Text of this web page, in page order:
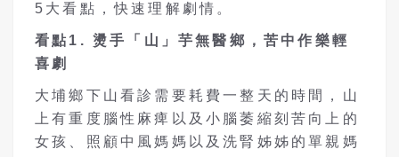
5大看點，快速理解劇情。
看點 1.燙手「山」芋無醫鄉，苦中作樂輕
喜劇
大埔鄉下山看診需要耗費一整天的時間，山
上有重度腦性麻痺以及小腦萎縮刻苦向上的
女孩、照顧中風媽媽以及洗腎姊姊的單親媽